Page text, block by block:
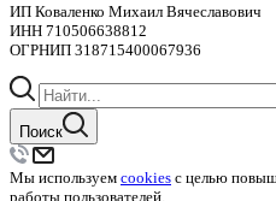
ИП Коваленко Михаил Вячеславович
ИНН 710506638812
ОГРНИП 318715400067936
Поиск
Мы используем cookies с целью
работы пользователей.